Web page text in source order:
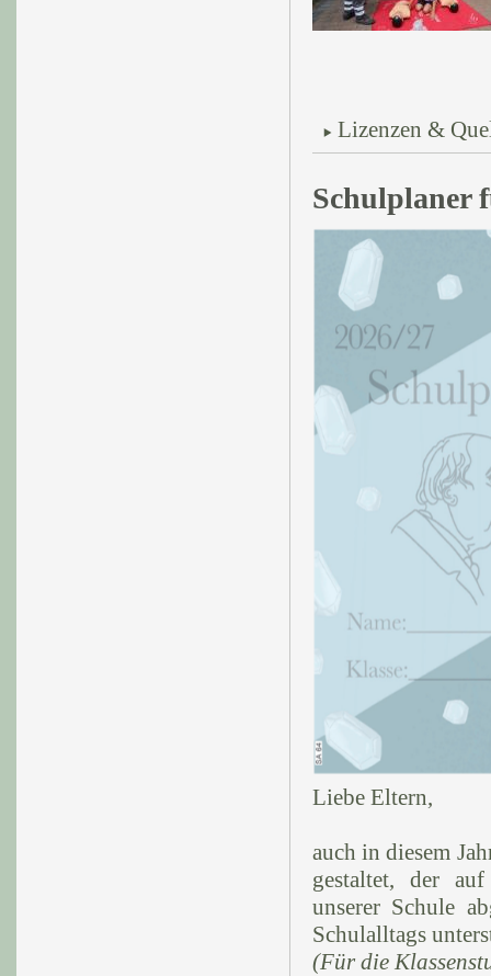
Lizenzen &
Schulplaner
Liebe Eltern,
auch in diesem
gestaltet, der
unserer Schule
Schulalltags
(Für die